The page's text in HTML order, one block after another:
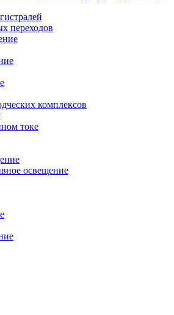
переходов
комплексов
токе
освещение